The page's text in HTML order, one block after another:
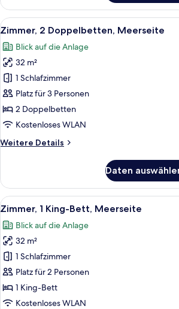
Zimmer,
2 Doppelbetten,
Meerblick
Alle
Fotos
für
Zimmer,
2 Doppelbetten,
Meerseite
anzeigen
Ein
5
Zimmer, 2 Doppelbetten, Meerseite
Blick auf die Anlage
32 m²
1 Schlafzimmer
Platz für 3 Personen
2 Doppelbetten
Kostenloses WLAN
Weitere Details
Weitere
2 Doppelbetten,
Meerseite
Daten
Alle
Fotos
für
Zimmer,
1 King-
Bett,
Meerseite
anzeigen
Ein
5
Zimmer, 1 King-Bett, Meerseite
Blick auf die Anlage
32 m²
1 Schlafzimmer
Platz für 2 Personen
1 King-Bett
Kostenloses WLAN